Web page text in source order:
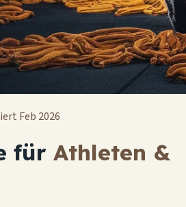
Feb 2026
für Athleten &